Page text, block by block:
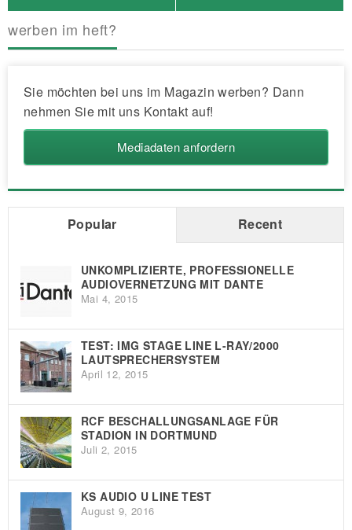
werben im heft?
Sie möchten bei uns im Magazin werben? Dann
nehmen Sie mit uns Kontakt auf!
Mediadaten anfordern
Popular Recent
UNKOMPLIZIERTE, PROFESSIONELLE
AUDIOVERNETZUNG MIT DANTE
Mai 4, 2015
TEST: IMG STAGE LINE L-RAY/2000
LAUTSPRECHERSYSTEM
April 12, 2015
RCF BESCHALLUNGSANLAGE FÜR
STADION IN DORTMUND
Juli 2, 2015
KS AUDIO U LINE TEST
August 9, 2016